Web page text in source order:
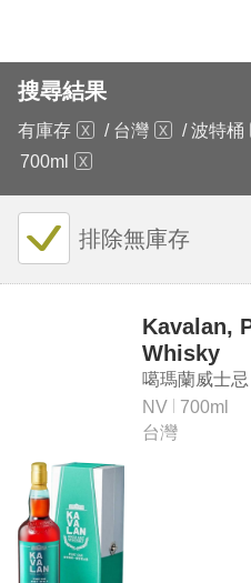
搜尋結果
有庫存 / 台灣 / 波特桶
700ml
排除無庫存
Kavalan,
Whisky
噶瑪蘭威士
NV
700ml
台灣